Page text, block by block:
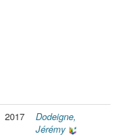
2017
Dodeigne,
Jérémy